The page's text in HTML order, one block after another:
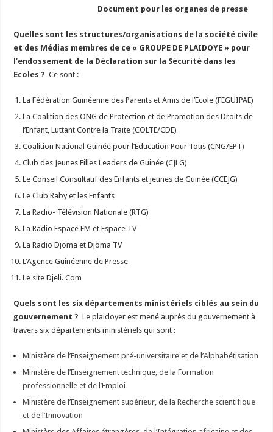
Document pour les organes de presse
Quelles sont les structures/organisations de la société civile
et des Médias membres de ce « GROUPE DE PLAIDOYE » pour
l’endossement de la Déclaration sur la Sécurité dans les
Ecoles ? Ce sont :
La Fédération Guinéenne des Parents et Amis de l’Ecole (FEGUIPAE)
La Coalition des ONG de Protection et de Promotion des Droits de
l’Enfant, Luttant Contre la Traite (COLTE/CDE)
Coalition National Guinée pour l’Education Pour Tous (CNG/EPT)
Club des Jeunes Filles Leaders de Guinée (CJLG)
Le Conseil Consultatif des Enfants et jeunes de Guinée (CCEJG)
Le Club Raby et les Enfants
La Radio- Télévision Nationale (RTG)
La Radio Espace FM et Espace TV
La Radio Djoma et Djoma TV
L’Agence Guinéenne de Presse
Le site Djeli. Com
Quels sont les six départements ministériels ciblés au sein du
gouvernement ? Le plaidoyer est mené auprès du gouvernement à
travers six départements ministériels qui sont :
Ministère de l’Enseignement pré-universitaire et de l’Alphabétisation
Ministère de l’Enseignement technique, de la Formation
professionnelle et de l’Emploi
Ministère de l’Enseignement supérieur, de la Recherche scientifique
et de l’Innovation